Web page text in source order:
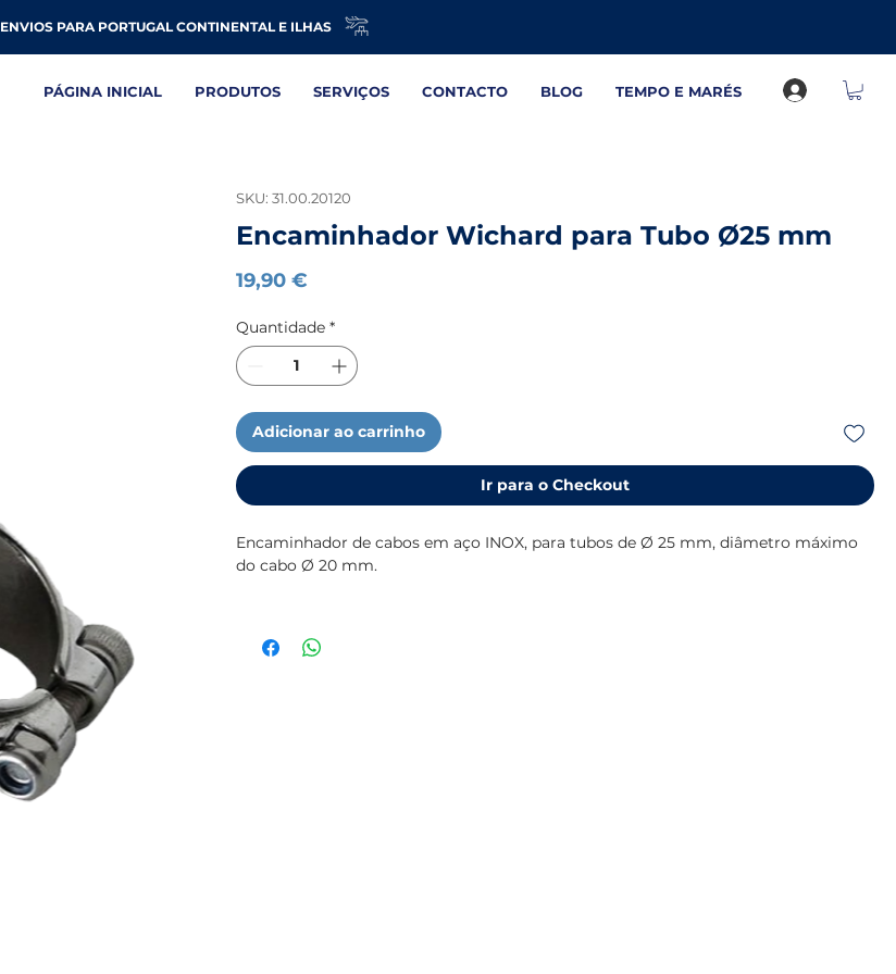
ENVIOS PARA PORTUGAL CONTINENTAL E ILHAS
PÁGINA INICIAL PRODUTOS SERVIÇOS CONTACTO BLOG TEMPO E MARÉS
SKU: 31.00.20120
Encaminhador Wichard para Tubo Ø25 mm
19,90 €
Quantidade *
Adicionar ao carrinho
Ir para o Checkout
Encaminhador de cabos em aço INOX, para tubos de Ø 25 mm, diâmetro máximo
do cabo Ø 20 mm.